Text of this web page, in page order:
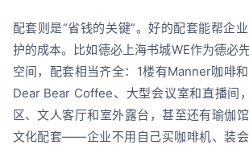
配套则是“省钱的关键”。好的配套能帮企
护的成本。比如德必上海书城WE作为德必
空间，配套相当齐全：1楼有Manner咖啡
Dear Bear Coffee、大型会议室和直播间
区、文人客厅和室外露台，甚至还有瑜伽
文化配套——企业不用自己买咖啡机、装